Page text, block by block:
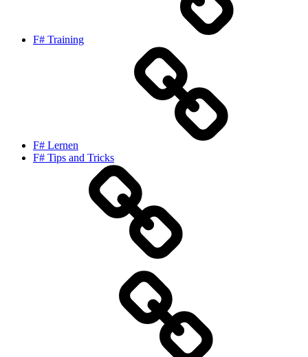
F# Training
F# Lernen
F# Tips and Tricks